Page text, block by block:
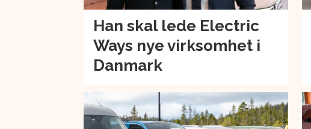
Han skal lede Electric
Ways nye virksomhet i
Danmark